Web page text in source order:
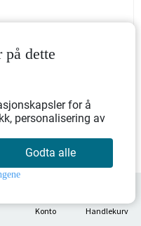
Konto Handlekurv
55,-
Kjøp
på dette
for å
personalisering av
Godta alle